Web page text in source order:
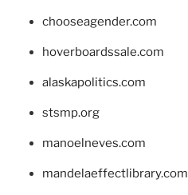
chooseagender.com
hoverboardssale.com
alaskapolitics.com
stsmp.org
manoelneves.com
mandelaeffectlibrary.com